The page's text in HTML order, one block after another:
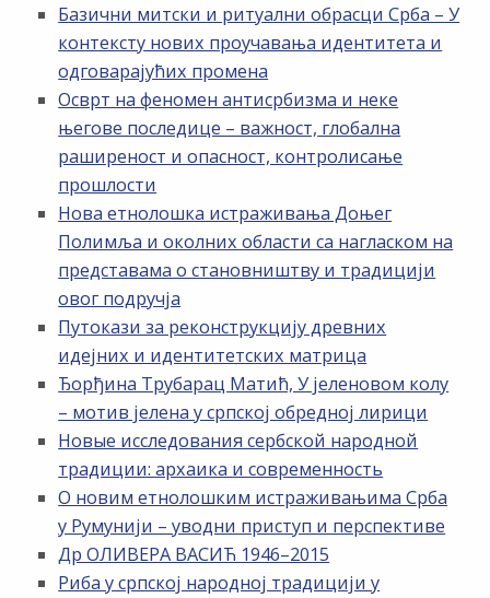
Базични митски и ритуални обрасци Срба – У
контексту нових проучавања идентитета и
одговарајућих промена
Осврт на феномен антисрбизма и неке
његове последице – важност, глобална
раширеност и опасност, контролисање
прошлости
Нова етнолошка истраживања Доњег
Полимља и околних области са нагласком на
представама о становништву и традицији
овог подручја
Путокази за реконструкцију древних
идејних и идентитетских матрица
Ђорђина Трубарац Матић, У јеленовом колу
– мотив јелена у српској обредној лирици
Новые исследования сербской народной
традиции: архаика и современность
О новим етнолошким истраживањима Срба
у Румунији – уводни приступ и перспективе
Др ОЛИВЕРА ВАСИЋ 1946–2015
Риба у српској народној традицији у